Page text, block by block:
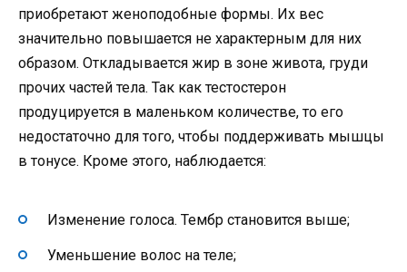
приобретают женоподобные формы. Их вес
значительно повышается не характерным для них
образом. Откладывается жир в зоне живота, груди
прочих частей тела. Так как тестостерон
продуцируется в маленьком количестве, то его
недостаточно для того, чтобы поддерживать мышцы
в тонусе. Кроме этого, наблюдается:
Изменение голоса. Тембр становится выше;
Уменьшение волос на теле;